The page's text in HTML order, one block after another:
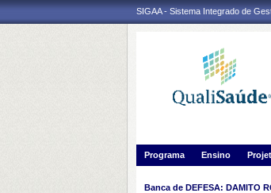
SIGAA - Sistema Integrado de
Programa
Ensino
Banca de DEFESA: DAMITO